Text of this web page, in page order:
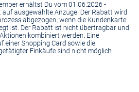
erhältst Du vom 01.06.2026 -
auf ausgewählte Anzüge. Der Rabatt wird
abgezogen, wenn die Kundenkarte
ist. Der Rabatt ist nicht übertragbar und
kombiniert werden. Eine
einer Shopping Card sowie die
Einkäufe sind nicht möglich.